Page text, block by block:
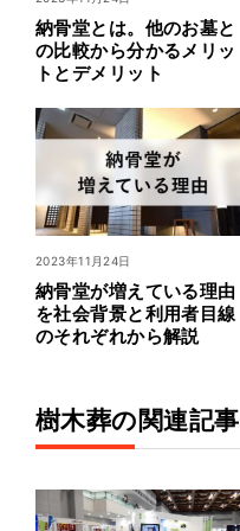
納骨堂とは。他のお墓と
の比較から分かるメリッ
トとデメリット
2023年11月24日
納骨堂が増えている理由
を社会背景と利用者目線
のそれぞれから解説
樹木葬の関連記事